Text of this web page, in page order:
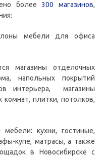
более300 магазинов,
мебели для офиса
магазины отделочных
напольных покрытий
интерьера, магазины
плитки, потолков,
кухни, гостиные,
купе, матрасы, а также
в Новосибирске с